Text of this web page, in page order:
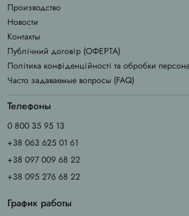
Производство
Новости
Контакты
Публічний договір (ОФЕРТА)
Політика конфіденційності та обробки
Часто задаваемые вопросы (FAQ)
Телефоны
0 800 35 95 13
+38 063 625 01 61
+38 097 009 68 22
+38 095 276 68 22
График работы